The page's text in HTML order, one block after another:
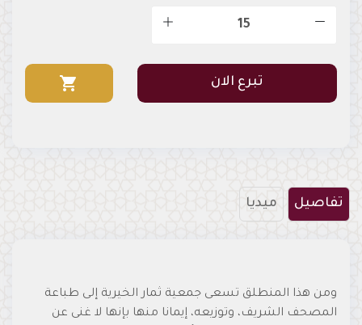
تبرع الان shopping_cart
تفاصيل ميديا
ومن هذا المنطلق تسعى جمعية ثمار الخيرية إلى طباعة
المصحف الشريف، وتوزيعه، إيمانا منها بإنها لا غنى عن